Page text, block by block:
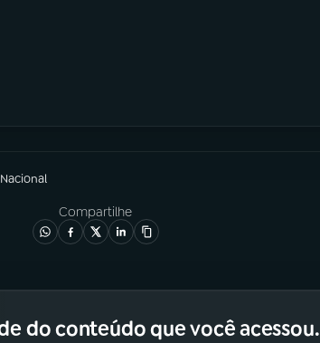
Compartilhe
do conteúdo que você acessou.